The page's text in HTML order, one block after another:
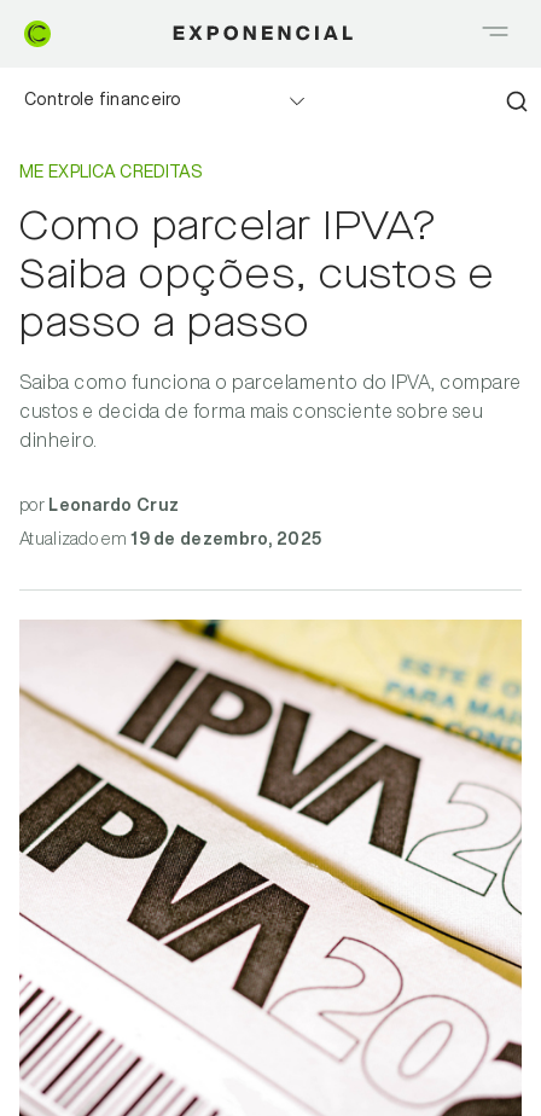
Controle financeiro
Realizando sonhos
Saia do Vermelho
Me explica Creditas
Home Me explica Creditas
ME EXPLICA CREDITAS
Como parcelar IPVA?
Saiba opções, custos e
passo a passo
Saiba como funciona o parcelamento do IPVA, compare
custos e decida de forma mais consciente sobre seu
dinheiro.
por Leonardo Cruz
Atualizado em19 de dezembro, 2025